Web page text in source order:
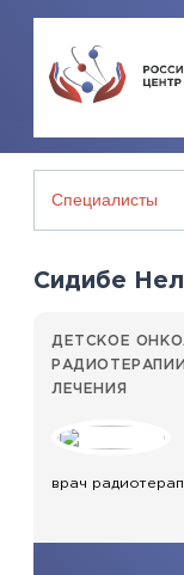
Сидибе
ДЕТСКОЕ
ЛЕЧЕНИЯ
врач